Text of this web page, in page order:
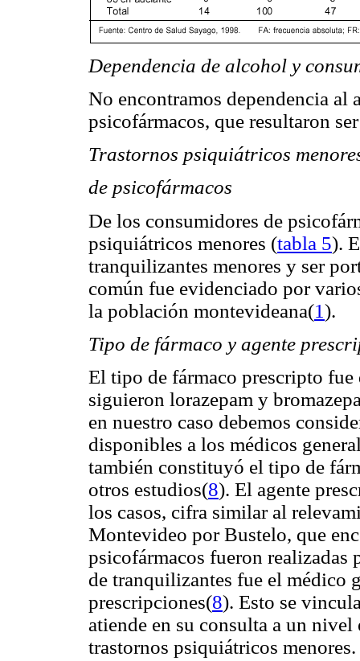
Dependencia de alcohol y
No encontramos dependencia al
psicofármacos, que resultaron
Trastornos psiquiátricos
de psicofármacos
De los consumidores de
psiquiátricos menores (tabla 5).
tranquilizantes menores y ser
común fue evidenciado por
la población montevideana(1).
Tipo de fármaco y agente
El tipo de fármaco prescripto fue
siguieron lorazepam y
en nuestro caso debemos
disponibles a los médicos
también constituyó el tipo de
otros estudios(8). El agente
los casos, cifra similar al
Montevideo por Bustelo, que
psicofármacos fueron realizadas
de tranquilizantes fue el médico
prescripciones(8). Esto se
atiende en su consulta a un nivel
trastornos psiquiátricos